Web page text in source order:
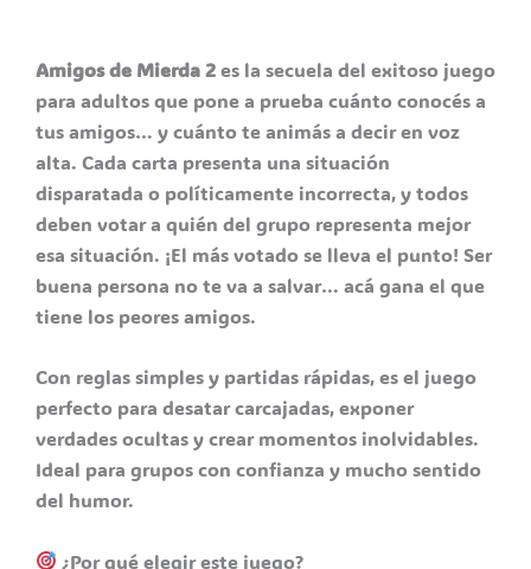
Amigos de Mierda 2es la secuela del exitoso juego
para adultos que pone a prueba cuánto conocés a
tus amigos… y cuánto te animás a decir en voz
alta. Cada carta presenta una situación
disparatada o políticamente incorrecta, y todos
deben votar a quién del grupo representa mejor
esa situación. ¡El más votado se lleva el punto! Ser
buena persona no te va a salvar… acá gana el que
tiene los peores amigos.
Con reglas simples y partidas rápidas, es el juego
perfecto para desatar carcajadas, exponer
verdades ocultas y crear momentos inolvidables.
Ideal para grupos con confianza y mucho sentido
del humor.
¿Por qué elegir este juego?